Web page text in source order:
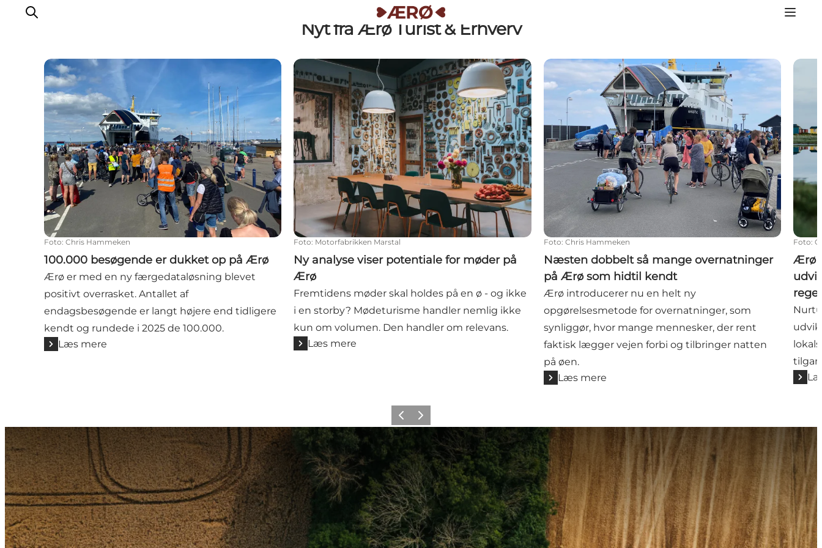
Nyt fra Ærø Turist & Erhverv
100.000 besøgende er dukket op på Ærø
Foto: Chris Hammeken
100.000 besøgende er dukket op på Ærø
Ærø er med en ny færgedataløsning blevet
positivt overrasket. Antallet af
endagsbesøgende er langt højere end tidligere
kendt og rundede i 2025 de 100.000.
Læs mere
Ny analyse viser potentiale for møder på Ærø
Foto: Motorfabrikken Marstal
Ny analyse viser potentiale for møder på
Ærø
Fremtidens møder skal holdes på en ø - og ikke
i en storby? Mødeturisme handler nemlig ikke
kun om volumen. Den handler om relevans.
Læs mere
Næsten dobbelt så mange overnatninger på Ærø som
Foto: Chris Hammeken
Næsten dobbelt så mange overnatninger
på Ærø som hidtil kendt
Ærø introducerer nu en helt ny
opgørelsesmetode for overnatninger, som
synliggør, hvor mange mennesker, der rent
faktisk lægger vejen forbi og tilbringer natten
på øen.
Læs mere
Ærø
Foto:
Ærø
ForrigeNæste